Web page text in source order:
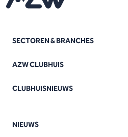
SECTOREN & BRANCHES
AZW CLUBHUIS
CLUBHUISNIEUWS
NIEUWS